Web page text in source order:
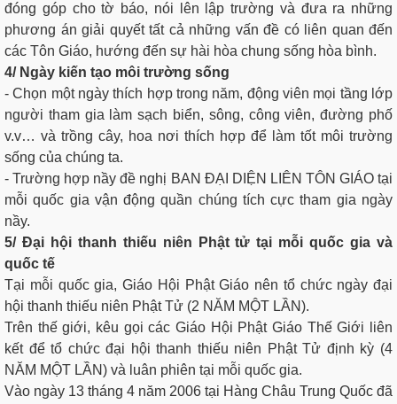
đóng góp cho tờ báo, nói lên lập trường và đưa ra những
phương án giải quyết tất cả những vấn đề có liên quan đến
các Tôn Giáo, hướng đến sự hài hòa chung sống hòa bình.
4/ Ngày kiến tạo môi trường sống
- Chọn một ngày thích hợp trong năm, động viên mọi tầng lớp
người tham gia làm sạch biển, sông, công viên, đường phố
v.v… và trồng cây, hoa nơi thích hợp để làm tốt môi trường
sống của chúng ta.
- Trường hợp nầy đề nghị BAN ĐẠI DIỆN LIÊN TÔN GIÁO tại
mỗi quốc gia vận động quần chúng tích cực tham gia ngày
nầy.
5/ Đại hội thanh thiếu niên Phật tử tại mỗi quốc gia và
quốc tế
Tại mỗi quốc gia, Giáo Hội Phật Giáo nên tổ chức ngày đại
hội thanh thiếu niên Phật Tử (2 NĂM MỘT LẦN).
Trên thế giới, kêu gọi các Giáo Hội Phật Giáo Thế Giới liên
kết để tổ chức đại hội thanh thiếu niên Phật Tử định kỳ (4
NĂM MỘT LẦN) và luân phiên tại mỗi quốc gia.
Vào ngày 13 tháng 4 năm 2006 tại Hàng Châu Trung Quốc đã